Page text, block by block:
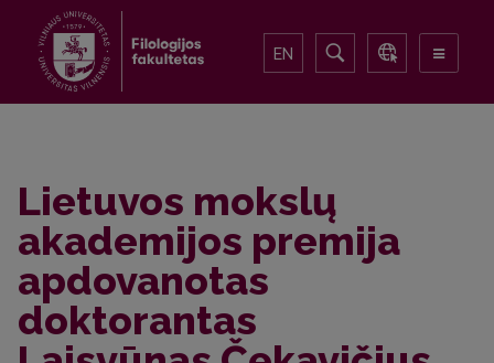
EN
Lietuvos mokslų
akademijos premija
apdovanotas
doktorantas